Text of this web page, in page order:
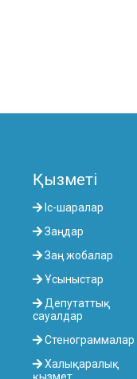
Қызметі
Іс-шаралар
Заңдар
Заң жобалар
Ұсыныстар
Депутаттық
сауалдар
Стенограммалар
Халықаралық